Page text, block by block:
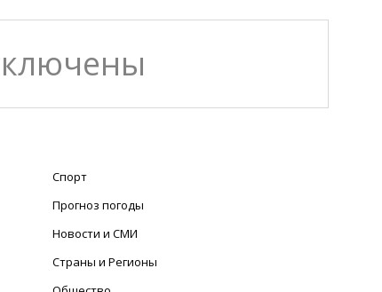
Спорт
Прогноз погоды
Новости и СМИ
Страны и Регионы